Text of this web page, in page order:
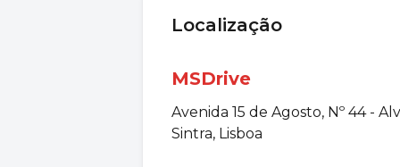
Localização
MSDrive
Avenida 15 de Agosto, Nº 44 -
Sintra, Lisboa